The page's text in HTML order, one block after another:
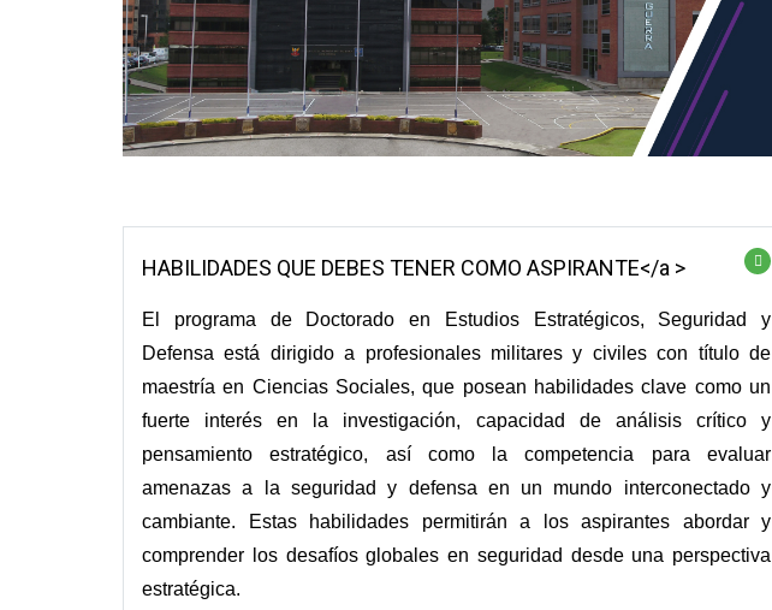
HABILIDADES QUE DEBES TENER COMO ASPIRANTE</a >
El programa de Doctorado en Estudios Estratégicos, Seguridad y
Defensa está dirigido a profesionales militares y civiles con título de
maestría en Ciencias Sociales, que posean habilidades clave como un
fuerte interés en la investigación, capacidad de análisis crítico y
pensamiento estratégico, así como la competencia para evaluar
amenazas a la seguridad y defensa en un mundo interconectado y
cambiante. Estas habilidades permitirán a los aspirantes abordar y
comprender los desafíos globales en seguridad desde una perspectiva
estratégica.